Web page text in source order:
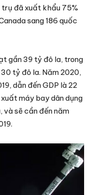
trụ đã xuất khẩu 75%
sang 186 quốc
gần 39 tỷ đô la, trong
tỷ đô la. Năm 2020,
dẫn đến GDP là 22
máy bay dân dụng
và sẽ cần đến năm